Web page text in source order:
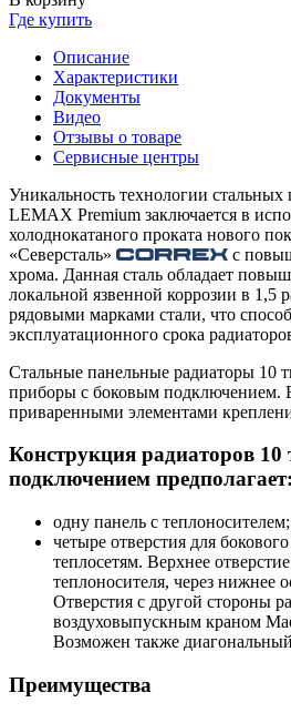
Где купить
Описание
Характеристики
Документы
Видео
Отзывы о товаре
Сервисные центры
Уникальность технологии стальных
LEMAX Premium заключается в
холоднокатаного проката нового
«Северсталь»
с
хрома. Данная сталь обладает
локальной язвенной коррозии в 1,5
рядовыми марками стали, что
эксплуатационного срока
Стальные панельные радиаторы 10
приборы с боковым подключением.
приваренными элементами
Конструкция радиаторов
подключением предполагает:
одну панель с теплоносителем;
четыре отверстия для
теплосетям. Верхнее
теплоносителя, через нижнее
Отверстия с другой стороны
воздуховыпускным краном
Возможен также
Преимущества